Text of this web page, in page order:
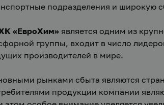
подразделения и широкую
«ЕвроХим» является одним из
группы, входит в число
производителей в мире.
рынками сбыта являются
продукции компании